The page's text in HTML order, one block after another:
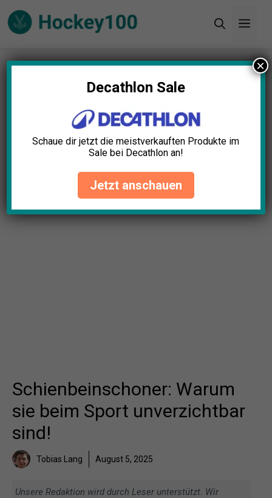
Zum
Inhalt
Startseite»Blog»Schienbeinschoner: Warum sie
beim Sport unverzichtbar sind!
Schienbeinschoner: Warum
sie beim Sport unverzichtbar
sind!
Tobias Lang August 5, 2025
Unsere Redaktion wird durch Leser unterstützt. Wir
Decathlon Sale
Schaue dir jetzt die meistverkauften Produkte im
Sale bei Decathlon an!
Jetzt anschauen
×